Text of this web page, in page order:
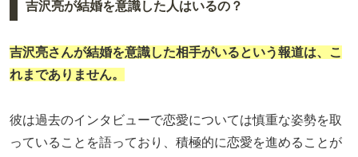
吉沢亮が結婚を意識した人はいるの？
吉沢亮さんが結婚を意識した相手がいるという報道は、こ
れまでありません。
彼は過去のインタビューで恋愛については慎重な姿勢を取
っていることを語っており、積極的に恋愛を進めることが